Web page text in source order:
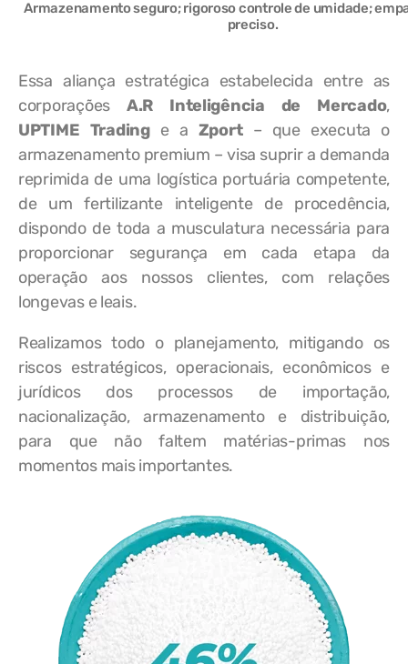
Armazenamento seguro; rigoroso controle de umidade;
preciso.
Essa aliança estratégica estabelecida entre as
corporações A.R Inteligência de Mercado,
UPTIME Tradinge a Zport– que executa o
armazenamento premium – visa suprir a demanda
reprimida de uma logística portuária competente,
de um fertilizante inteligente de procedência,
dispondo de toda a musculatura necessária para
proporcionar segurança em cada etapa da
operação aos nossos clientes, com relações
longevas e leais.
Realizamos todo o planejamento, mitigando os
riscos estratégicos, operacionais, econômicos e
jurídicos dos processos de importação,
nacionalização, armazenamento e distribuição,
para que não faltem matérias-primas nos
momentos mais importantes.